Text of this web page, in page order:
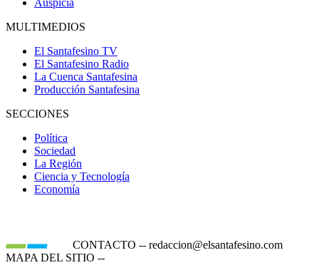
Auspicia
MULTIMEDIOS
El Santafesino TV
El Santafesino Radio
La Cuenca Santafesina
Producción Santafesina
SECCIONES
Política
Sociedad
La Región
Ciencia y Tecnología
Economía
CONTACTO -- redaccion@elsantafesino.com
MAPA DEL SITIO --